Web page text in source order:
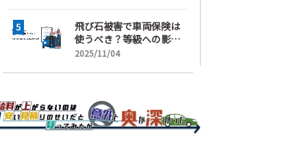
飛び石被害で車両保険は
使うべき？等級への影響
と賢い判断基準を解説
2025/11/04